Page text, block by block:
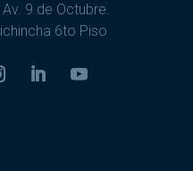
9 de Octubre.
6to Piso